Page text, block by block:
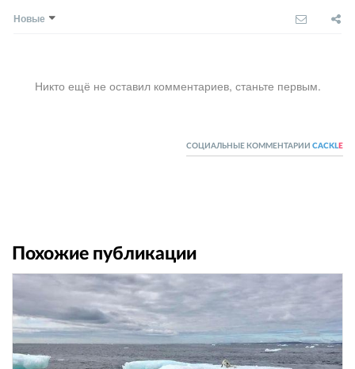
Новые
Никто ещё не оставил комментариев, станьте первым.
СОЦИАЛЬНЫЕ КОММЕНТАРИИ CACKL E
Похожие публикации